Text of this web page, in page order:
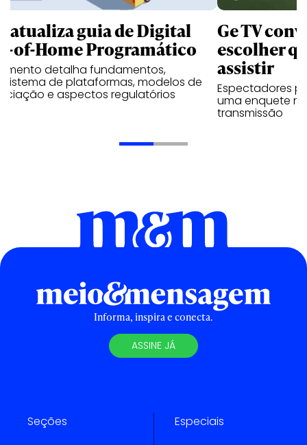
atualiza guia de Digital
of-Home Programático
detalha fundamentos,
de plataformas, modelos de
e aspectos regulatórios
Ge TV
escolher
assistir
Espectadores
uma enquete
transmissão
Informa, inspira e conecta.
ASSINE JÁ
Seções Especiais